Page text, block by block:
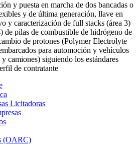
y puesta en marcha de dos bancadas o
y de última generación, llave en
y caracterización de full stacks (área 3)
de pilas de combustible de hidrógeno de
de protones (Polymer Electrolyte
para automoción y vehículos
y camiones) siguiendo los estándares
de contratante
Licitadoras
(OARC)